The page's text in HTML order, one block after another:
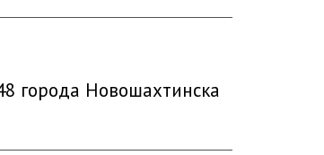
города Новошахтинска